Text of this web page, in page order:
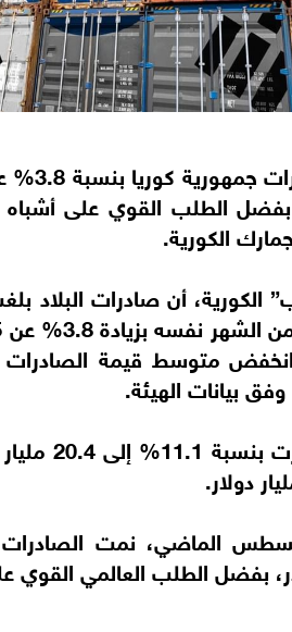
بفضل الطلب القوي على
الكورية.
بيانات الهيئة.
وأضافت